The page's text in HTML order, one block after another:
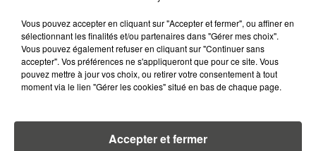
QUELLES SONT LES MARQUES QUI
OFFRENT LE MEILLEUR RAPPORT...
5 août 2026
ADOPTER POUR ÉVITER
L'INVASION CET ÉTÉ...
Vous pouvez accepter en cliquant sur "Accepter et fermer", ou affiner en
sélectionnant les finalités et/ou partenaires dans "Gérer mes choix".
Vous pouvez également refuser en cliquant sur "Continuer sans
accepter". Vos préférences ne s'appliqueront que pour ce site. Vous
pouvez mettre à jour vos choix, ou retirer votre consentement à tout
moment via le lien "Gérer les cookies" situé en bas de chaque page.
Accepter et fermer